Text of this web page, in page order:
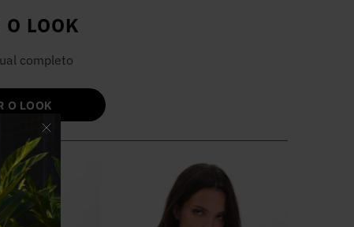
O LOOK
completo
O LOOK